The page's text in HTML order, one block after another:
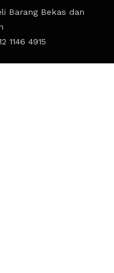
Barang Bekas dan
1146 4915